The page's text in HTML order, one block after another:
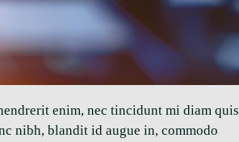
enim, nec tincidunt mi diam quis
nibh, blandit id augue in, commodo